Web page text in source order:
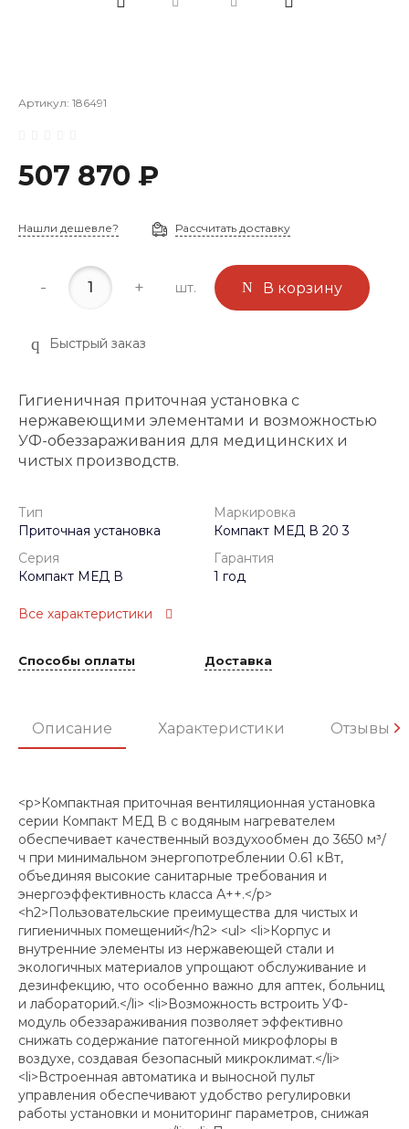
Артикул: 186491
507 870 ₽
Нашли дешевле? Рассчитать доставку
- + шт. В корзину
Быстрый заказ
Гигиеничная приточная установка с
нержавеющими элементами и возможностью
УФ-обеззараживания для медицинских и
чистых производств.
Тип
Приточная установка
Маркировка
Компакт МЕД В 20 3
Серия
Компакт МЕД В
Гарантия
1 год
Все характеристики
Способы оплаты Доставка
Описание Характеристики Отзывы
<p>Компактная приточная вентиляционная установка
серии Компакт МЕД В с водяным нагревателем
обеспечивает качественный воздухообмен до 3650 м³/
ч при минимальном энергопотреблении 0.61 кВт,
объединяя высокие санитарные требования и
энергоэффективность класса А++.</p>
<h2>Пользовательские преимущества для чистых и
гигиеничных помещений</h2> <ul> <li>Корпус и
внутренние элементы из нержавеющей стали и
экологичных материалов упрощают обслуживание и
дезинфекцию, что особенно важно для аптек, больниц
и лабораторий.</li> <li>Возможность встроить УФ-
модуль обеззараживания позволяет эффективно
снижать содержание патогенной микрофлоры в
воздухе, создавая безопасный микроклимат.</li>
<li>Встроенная автоматика и выносной пульт
управления обеспечивают удобство регулировки
работы установки и мониторинг параметров, снижая